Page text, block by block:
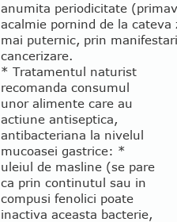
anumita periodicitate
acalmie pornind de la
mai puternic, prin
cancerizare.
* Tratamentul naturist
recomanda consumul
unor alimente care au
actiune antiseptica,
antibacteriana la nivelul
mucoasei gastrice: *
uleiul de masline (se pare
ca prin continutul sau in
compusi fenolici poate
inactiva aceasta bacterie,